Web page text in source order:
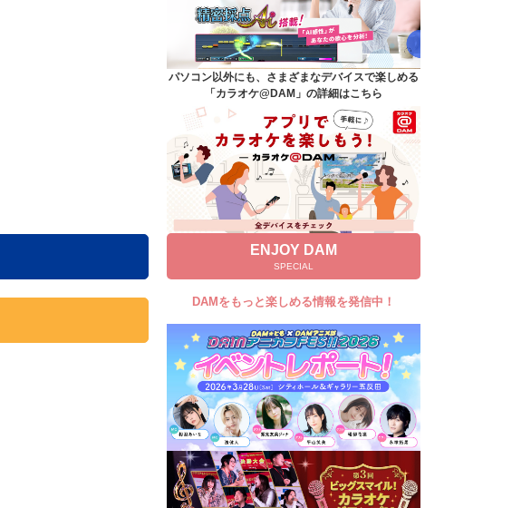
カラオケ＠DAM
ユーザー検索
キャンペーン
よくあるご質問
DAMの新曲・ランキングなど
カラオケ最新情報をチェック！
自宅でカラオケ歌い放題！
家族や友達と一緒に！練習にも！
パソコン以外にも、さまざまなデバイスで楽しめる
「カラオケ@DAM」の詳細はこちら
ENJOY DAM
SPECIAL
DAMをもっと楽しめる情報を発信中！